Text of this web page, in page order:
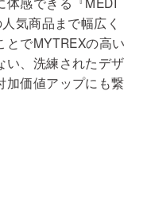
気商品まで幅広く
とでMYTREXの高い
い、洗練されたデザ
加価値アップにも繋